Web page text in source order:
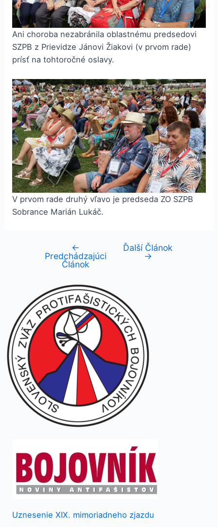
Ani choroba nezabránila oblastnému predsedovi
SZPB z Prievidze Jánovi Žiakovi (v prvom rade)
prísť na tohtoročné oslavy.
V prvom rade druhý vľavo je predseda ZO SZPB
Sobrance Marián Lukáč.
←
Predchádzajúci
Článok
Ďalší Článok
→
Uznesenie XIX. mimoriadneho zjazdu